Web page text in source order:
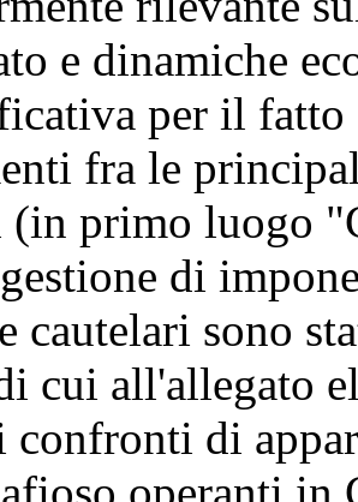
e dinamiche
per il fatto
fra le
primo luogo
di
cautelari sono
cui all'allegato
confronti di
operanti in